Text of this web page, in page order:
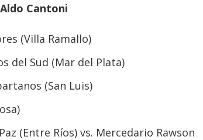
Cantoni
(Villa Ramallo)
del Sud (Mar del Plata)
(San Luis)
(Entre Ríos) vs. Mercedario Rawson